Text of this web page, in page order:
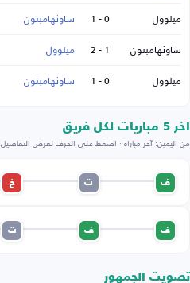
ميلوول
0 - 1 ساوثهامبتون
ساوثهامبتون
1 - 2 ميلوول
ميلوول
0 - 1 ساوثهامبتون
اخر 5 مباريات لكل فريق
من اليمين: آخر مباراة · اضغط على الحرف لعرض التفاصيل
ف ت خ
ف ف ت
تصويت الجمهور